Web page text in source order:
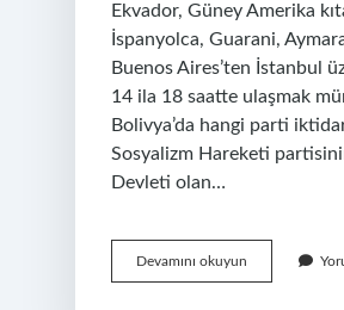
Ekvador, Güney Amerika
İspanyolca, Guarani,
Buenos Aires’ten İstanbul
14 ila 18 saatte ulaşmak
Bolivya’da hangi parti
Sosyalizm Hareketi
Devleti olan…
Devamını okuyun
Hangi